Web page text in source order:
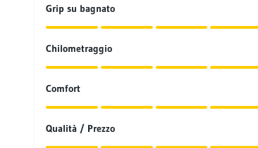
Grip su bagnato
Chilometraggio
Comfort
Qualità / Prezzo